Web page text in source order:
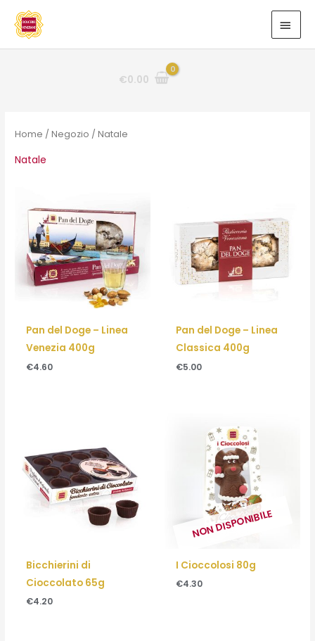
contenuto
€0.00
Home /Negozio / Natale
Natale
Pan del Doge – Linea
Venezia 400g
€4.60
Pan del Doge – Linea
Classica 400g
€5.00
Bicchierini di
Cioccolato 65g
€4.20
NON DISPONIBILE
I Cioccolosi 80g
€4.30